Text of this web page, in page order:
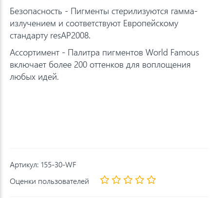
Безопасность - Пигменты стерилизуются гамма-
излучением и соответствуют Европейскому
стандарту resAP2008.
Ассортимент - Палитра пигментов World Famous
включает более 200 оттенков для воплощения
любых идей.
Артикул: 155-30-WF
Оценки пользователей